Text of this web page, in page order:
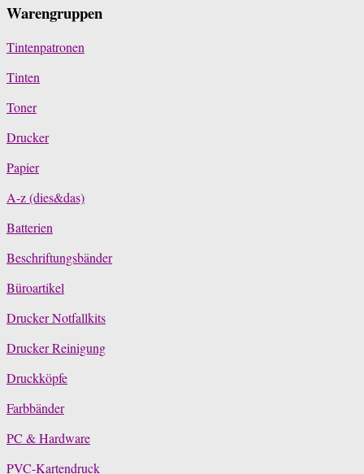
Warengruppen
Tintenpatronen
Tinten
Toner
Drucker
Papier
A-z (dies&das)
Batterien
Beschriftungsbänder
Büroartikel
Drucker Notfallkits
Drucker Reinigung
Druckköpfe
Farbbänder
PC & Hardware
PVC-Kartendruck